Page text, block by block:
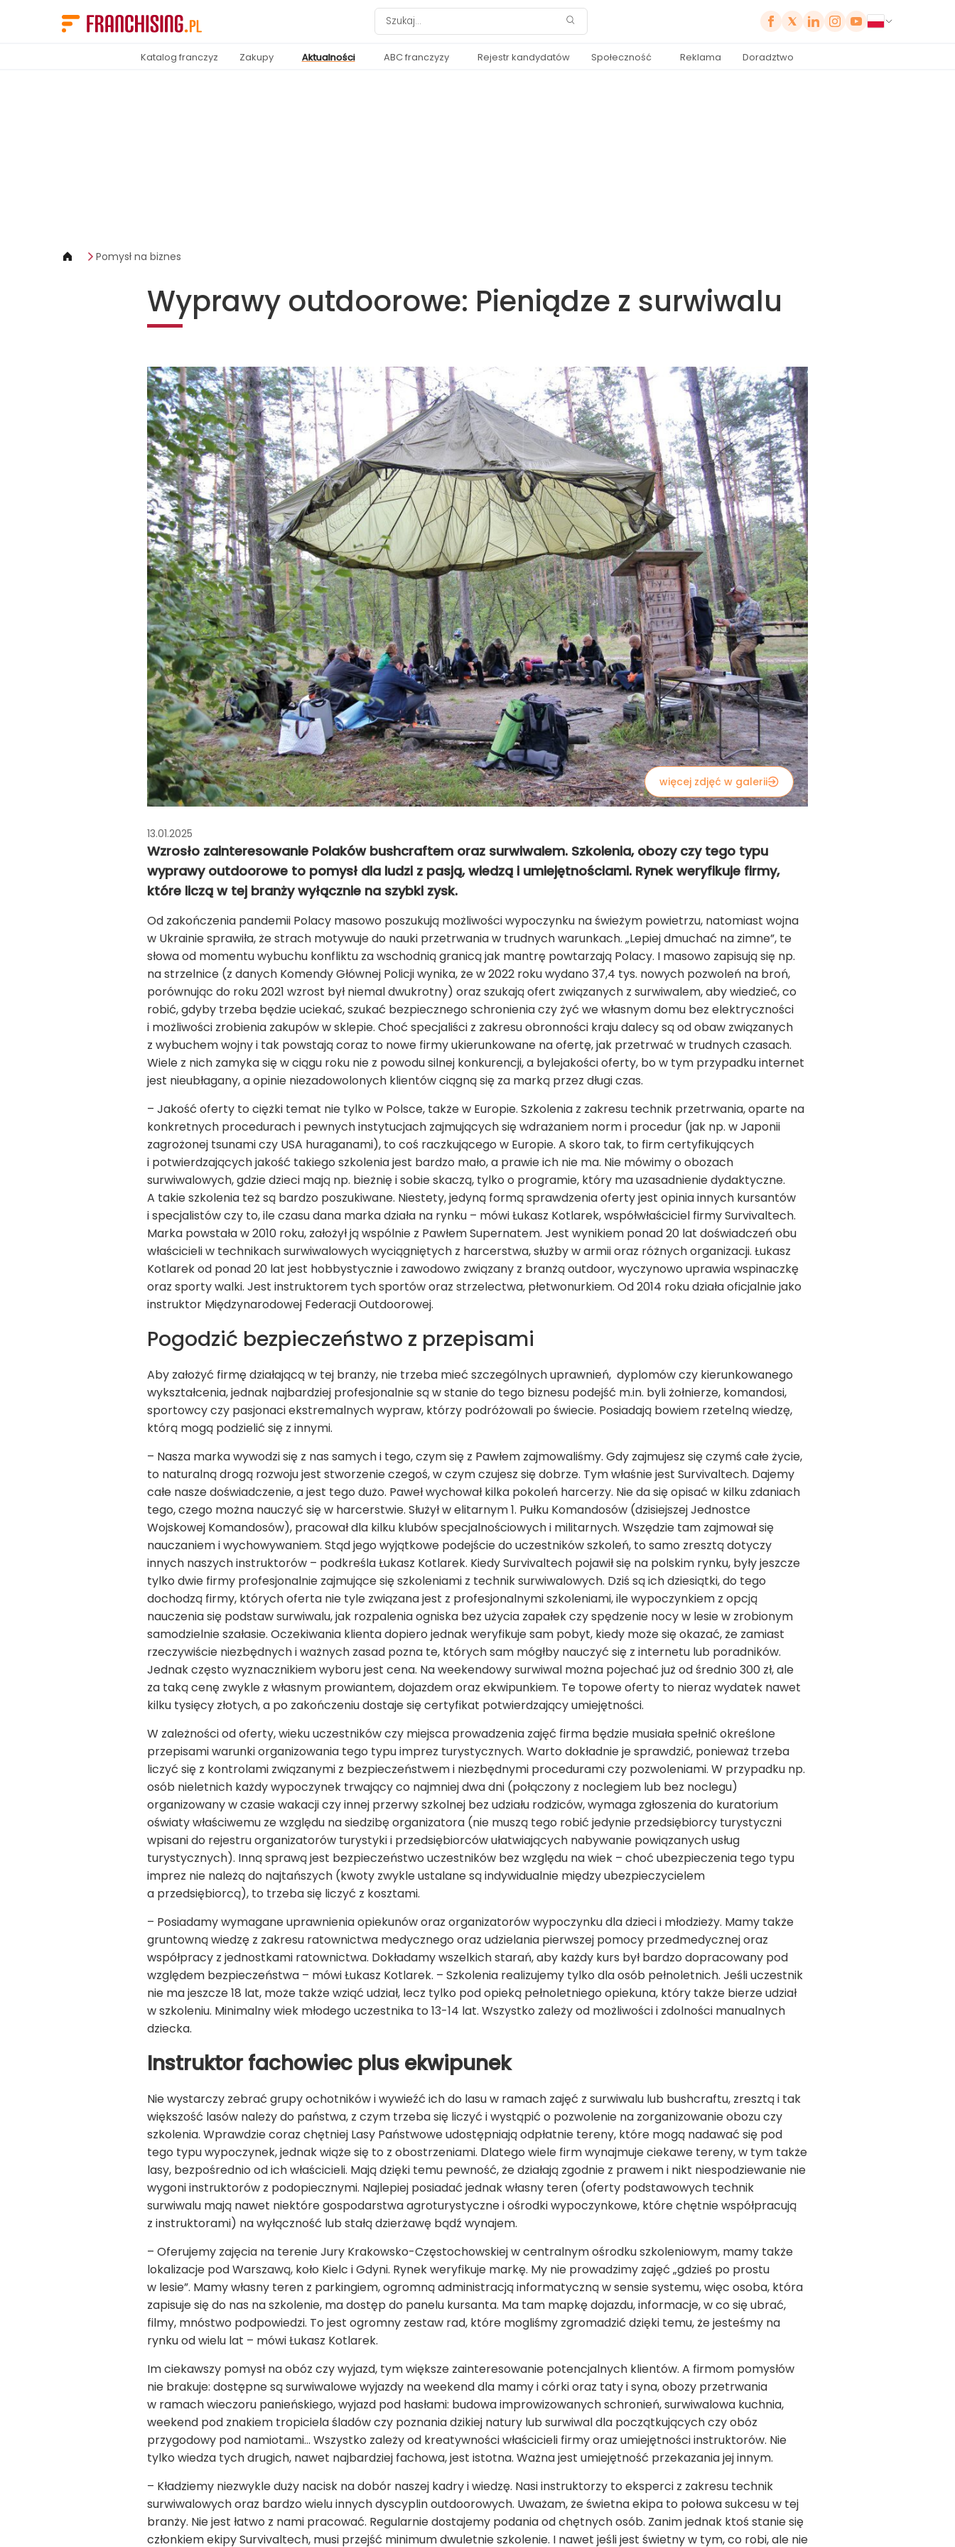
Katalog franczyz Zakupy Aktualności ABC franczyzy Rejestr kandydatów Społeczność Reklama Doradztwo
Pomysł na biznes
Wyprawy outdoorowe: Pieniądze z surwiwalu
więcej zdjęć w galerii
13.01.2025
Wzrosło zainteresowanie Polaków bushcraftem oraz surwiwalem. Szkolenia, obozy czy tego typu
wyprawy outdoorowe to pomysł dla ludzi z pasją, wiedzą i umiejętnościami. Rynek weryfikuje firmy,
które liczą w tej branży wyłącznie na szybki zysk.
Od zakończenia pandemii Polacy masowo poszukują możliwości wypoczynku na świeżym powietrzu, natomiast wojna
w Ukrainie sprawiła, że strach motywuje do nauki przetrwania w trudnych warunkach. „Lepiej dmuchać na zimne”, te
słowa od momentu wybuchu konfliktu za wschodnią granicą jak mantrę powtarzają Polacy. I masowo zapisują się np.
na strzelnice (z danych Komendy Głównej Policji wynika, że w 2022 roku wydano 37,4 tys. nowych pozwoleń na broń,
porównując do roku 2021 wzrost był niemal dwukrotny) oraz szukają ofert związanych z surwiwalem, aby wiedzieć, co
robić, gdyby trzeba będzie uciekać, szukać bezpiecznego schronienia czy żyć we własnym domu bez elektryczności
i możliwości zrobienia zakupów w sklepie. Choć specjaliści z zakresu obronności kraju dalecy są od obaw związanych
z wybuchem wojny i tak powstają coraz to nowe firmy ukierunkowane na ofertę, jak przetrwać w trudnych czasach.
Wiele z nich zamyka się w ciągu roku nie z powodu silnej konkurencji, a bylejakości oferty, bo w tym przypadku internet
jest nieubłagany, a opinie niezadowolonych klientów ciągną się za marką przez długi czas.
– Jakość oferty to ciężki temat nie tylko w Polsce, także w Europie. Szkolenia z zakresu technik przetrwania, oparte na
konkretnych procedurach i pewnych instytucjach zajmujących się wdrażaniem norm i procedur (jak np. w Japonii
zagrożonej tsunami czy USA huraganami), to coś raczkującego w Europie. A skoro tak, to firm certyfikujących
i potwierdzających jakość takiego szkolenia jest bardzo mało, a prawie ich nie ma. Nie mówimy o obozach
surwiwalowych, gdzie dzieci mają np. bieżnię i sobie skaczą, tylko o programie, który ma uzasadnienie dydaktyczne.
A takie szkolenia też są bardzo poszukiwane. Niestety, jedyną formą sprawdzenia oferty jest opinia innych kursantów
i specjalistów czy to, ile czasu dana marka działa na rynku – mówi Łukasz Kotlarek, współwłaściciel firmy Survivaltech.
Marka powstała w 2010 roku, założył ją wspólnie z Pawłem Supernatem. Jest wynikiem ponad 20 lat doświadczeń obu
właścicieli w technikach surwiwalowych wyciągniętych z harcerstwa, służby w armii oraz różnych organizacji. Łukasz
Kotlarek od ponad 20 lat jest hobbystycznie i zawodowo związany z branżą outdoor, wyczynowo uprawia wspinaczkę
oraz sporty walki. Jest instruktorem tych sportów oraz strzelectwa, płetwonurkiem. Od 2014 roku działa oficjalnie jako
instruktor Międzynarodowej Federacji Outdoorowej.
Pogodzić bezpieczeństwo z przepisami
Aby założyć firmę działającą w tej branży, nie trzeba mieć szczególnych uprawnień, dyplomów czy kierunkowanego
wykształcenia, jednak najbardziej profesjonalnie są w stanie do tego biznesu podejść m.in. byli żołnierze, komandosi,
sportowcy czy pasjonaci ekstremalnych wypraw, którzy podróżowali po świecie. Posiadają bowiem rzetelną wiedzę,
którą mogą podzielić się z innymi.
– Nasza marka wywodzi się z nas samych i tego, czym się z Pawłem zajmowaliśmy. Gdy zajmujesz się czymś całe życie,
to naturalną drogą rozwoju jest stworzenie czegoś, w czym czujesz się dobrze. Tym właśnie jest Survivaltech. Dajemy
całe nasze doświadczenie, a jest tego dużo. Paweł wychował kilka pokoleń harcerzy. Nie da się opisać w kilku zdaniach
tego, czego można nauczyć się w harcerstwie. Służył w elitarnym 1. Pułku Komandosów (dzisiejszej Jednostce
Wojskowej Komandosów), pracował dla kilku klubów specjalnościowych i militarnych. Wszędzie tam zajmował się
nauczaniem i wychowywaniem. Stąd jego wyjątkowe podejście do uczestników szkoleń, to samo zresztą dotyczy
innych naszych instruktorów – podkreśla Łukasz Kotlarek. Kiedy Survivaltech pojawił się na polskim rynku, były jeszcze
tylko dwie firmy profesjonalnie zajmujące się szkoleniami z technik surwiwalowych. Dziś są ich dziesiątki, do tego
dochodzą firmy, których oferta nie tyle związana jest z profesjonalnymi szkoleniami, ile wypoczynkiem z opcją
nauczenia się podstaw surwiwalu, jak rozpalenia ogniska bez użycia zapałek czy spędzenie nocy w lesie w zrobionym
samodzielnie szałasie. Oczekiwania klienta dopiero jednak weryfikuje sam pobyt, kiedy może się okazać, że zamiast
rzeczywiście niezbędnych i ważnych zasad pozna te, których sam mógłby nauczyć się z internetu lub poradników.
Jednak często wyznacznikiem wyboru jest cena. Na weekendowy surwiwal można pojechać już od średnio 300 zł, ale
za taką cenę zwykle z własnym prowiantem, dojazdem oraz ekwipunkiem. Te topowe oferty to nieraz wydatek nawet
kilku tysięcy złotych, a po zakończeniu dostaje się certyfikat potwierdzający umiejętności.
W zależności od oferty, wieku uczestników czy miejsca prowadzenia zajęć firma będzie musiała spełnić określone
przepisami warunki organizowania tego typu imprez turystycznych. Warto dokładnie je sprawdzić, ponieważ trzeba
liczyć się z kontrolami związanymi z bezpieczeństwem i niezbędnymi procedurami czy pozwoleniami. W przypadku np.
osób nieletnich każdy wypoczynek trwający co najmniej dwa dni (połączony z noclegiem lub bez noclegu)
organizowany w czasie wakacji czy innej przerwy szkolnej bez udziału rodziców, wymaga zgłoszenia do kuratorium
oświaty właściwemu ze względu na siedzibę organizatora (nie muszą tego robić jedynie przedsiębiorcy turystyczni
wpisani do rejestru organizatorów turystyki i przedsiębiorców ułatwiających nabywanie powiązanych usług
turystycznych). Inną sprawą jest bezpieczeństwo uczestników bez względu na wiek – choć ubezpieczenia tego typu
imprez nie należą do najtańszych (kwoty zwykle ustalane są indywidualnie między ubezpieczycielem
a przedsiębiorcą), to trzeba się liczyć z kosztami.
– Posiadamy wymagane uprawnienia opiekunów oraz organizatorów wypoczynku dla dzieci i młodzieży. Mamy także
gruntowną wiedzę z zakresu ratownictwa medycznego oraz udzielania pierwszej pomocy przedmedycznej oraz
współpracy z jednostkami ratownictwa. Dokładamy wszelkich starań, aby każdy kurs był bardzo dopracowany pod
względem bezpieczeństwa – mówi Łukasz Kotlarek. – Szkolenia realizujemy tylko dla osób pełnoletnich. Jeśli uczestnik
nie ma jeszcze 18 lat, może także wziąć udział, lecz tylko pod opieką pełnoletniego opiekuna, który także bierze udział
w szkoleniu. Minimalny wiek młodego uczestnika to 13-14 lat. Wszystko zależy od możliwości i zdolności manualnych
dziecka.
Instruktor fachowiec plus ekwipunek
Nie wystarczy zebrać grupy ochotników i wywieźć ich do lasu w ramach zajęć z surwiwalu lub bushcraftu, zresztą i tak
większość lasów należy do państwa, z czym trzeba się liczyć i wystąpić o pozwolenie na zorganizowanie obozu czy
szkolenia. Wprawdzie coraz chętniej Lasy Państwowe udostępniają odpłatnie tereny, które mogą nadawać się pod
tego typu wypoczynek, jednak wiąże się to z obostrzeniami. Dlatego wiele firm wynajmuje ciekawe tereny, w tym także
lasy, bezpośrednio od ich właścicieli. Mają dzięki temu pewność, że działają zgodnie z prawem i nikt niespodziewanie nie
wygoni instruktorów z podopiecznymi. Najlepiej posiadać jednak własny teren (oferty podstawowych technik
surwiwalu mają nawet niektóre gospodarstwa agroturystyczne i ośrodki wypoczynkowe, które chętnie współpracują
z instruktorami) na wyłączność lub stałą dzierżawę bądź wynajem.
– Oferujemy zajęcia na terenie Jury Krakowsko-Częstochowskiej w centralnym ośrodku szkoleniowym, mamy także
lokalizacje pod Warszawą, koło Kielc i Gdyni. Rynek weryfikuje markę. My nie prowadzimy zajęć „gdzieś po prostu
w lesie”. Mamy własny teren z parkingiem, ogromną administracją informatyczną w sensie systemu, więc osoba, która
zapisuje się do nas na szkolenie, ma dostęp do panelu kursanta. Ma tam mapkę dojazdu, informacje, w co się ubrać,
filmy, mnóstwo podpowiedzi. To jest ogromny zestaw rad, które mogliśmy zgromadzić dzięki temu, że jesteśmy na
rynku od wielu lat – mówi Łukasz Kotlarek.
Im ciekawszy pomysł na obóz czy wyjazd, tym większe zainteresowanie potencjalnych klientów. A firmom pomysłów
nie brakuje: dostępne są surwiwalowe wyjazdy na weekend dla mamy i córki oraz taty i syna, obozy przetrwania
w ramach wieczoru panieńskiego, wyjazd pod hasłami: budowa improwizowanych schronień, surwiwalowa kuchnia,
weekend pod znakiem tropiciela śladów czy poznania dzikiej natury lub surwiwal dla początkujących czy obóz
przygodowy pod namiotami… Wszystko zależy od kreatywności właścicieli firmy oraz umiejętności instruktorów. Nie
tylko wiedza tych drugich, nawet najbardziej fachowa, jest istotna. Ważna jest umiejętność przekazania jej innym.
– Kładziemy niezwykle duży nacisk na dobór naszej kadry i wiedzę. Nasi instruktorzy to eksperci z zakresu technik
surwiwalowych oraz bardzo wielu innych dyscyplin outdoorowych. Uważam, że świetna ekipa to połowa sukcesu w tej
branży. Nie jest łatwo z nami pracować. Regularnie dostajemy podania od chętnych osób. Zanim jednak ktoś stanie się
członkiem ekipy Survivaltech, musi przejść minimum dwuletnie szkolenie. I nawet jeśli jest świetny w tym, co robi, ale nie